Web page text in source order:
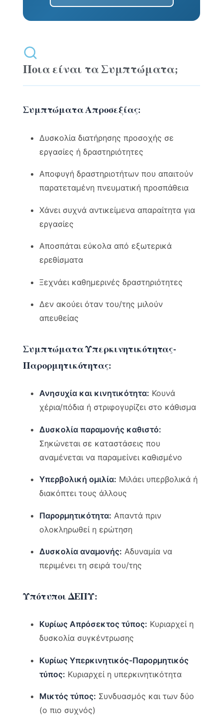
Ποια είναι τα Συμπτώματα;
Συμπτώματα Απροσεξίας:
Δυσκολία διατήρησης προσοχής σε
εργασίες ή δραστηριότητες
Αποφυγή δραστηριοτήτων που απαιτούν
παρατεταμένη πνευματική προσπάθεια
Χάνει συχνά αντικείμενα απαραίτητα για
εργασίες
Αποσπάται εύκολα από εξωτερικά
ερεθίσματα
Ξεχνάει καθημερινές δραστηριότητες
Δεν ακούει όταν του/της μιλούν
απευθείας
Συμπτώματα Υπερκινητικότητας-
Παρορμητικότητας:
Ανησυχία και κινητικότητα: Κουνά
χέρια/πόδια ή στριφογυρίζει στο κάθισμα
Δυσκολία παραμονής καθιστό:
Σηκώνεται σε καταστάσεις που
αναμένεται να παραμείνει καθισμένο
Υπερβολική ομιλία: Μιλάει υπερβολικά ή
διακόπτει τους άλλους
Παρορμητικότητα: Απαντά πριν
ολοκληρωθεί η ερώτηση
Δυσκολία αναμονής: Αδυναμία να
περιμένει τη σειρά του/της
Υπότυποι ΔΕΠΥ:
Κυρίως Απρόσεκτος τύπος: Κυριαρχεί η
δυσκολία συγκέντρωσης
Κυρίως Υπερκινητικός-Παρορμητικός
τύπος: Κυριαρχεί η υπερκινητικότητα
Μικτός τύπος: Συνδυασμός και των δύο
(ο πιο συχνός)